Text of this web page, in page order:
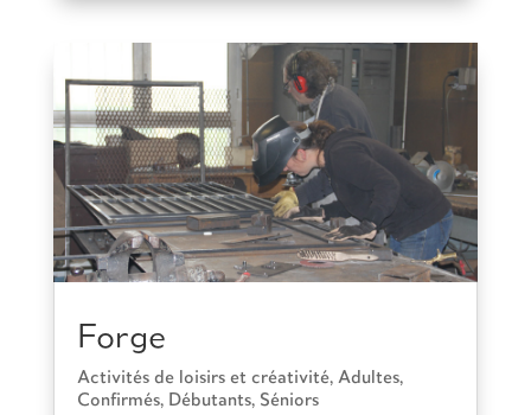
Forge
Activités de loisirs et créativité, Adultes,
Confirmés, Débutants, Séniors